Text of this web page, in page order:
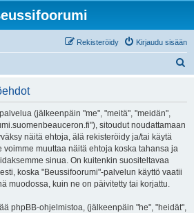
Kirjaudu sisään
Rekisteröidy
(jälkeenpäin "me", "meitä", "meidän",
sitoudut noudattamaan
näitä ehtoja, älä rekisteröidy ja/tai käytä
voimme muuttaa näitä ehtoja koska tahansa ja
sinua. On kuitenkin suositeltavaa
koska "Beussifoorumi"-palvelun käyttö vaatii
muodossa, kuin ne on päivitetty tai korjattu.
phpBB-ohjelmistoa, (jälkeenpäin "he", "heidät",